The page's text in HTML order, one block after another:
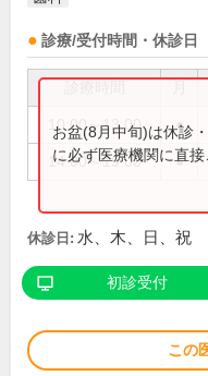
診療/受付時間・休診日
10:00～13:00 ●
14:00～19:00 ●
お盆(8月中旬)は休診
に必ず医療機関に直接
休診日: 水、木、日、祝
初診受付
この